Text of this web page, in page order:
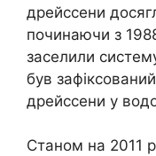
дрейссени
починаючи з
заселили
був
дрейссени у
Станом на 2011